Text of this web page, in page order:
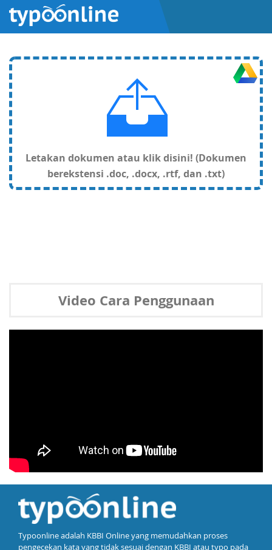
Letakan dokumen atau klik disini! (Dokumen
berekstensi .doc, .docx, .rtf, dan .txt)
Video Cara Penggunaan
Typoonline adalah KBBI Online yang memudahkan proses
pengecekan kata yang tidak sesuai dengan KBBI atau typo pada